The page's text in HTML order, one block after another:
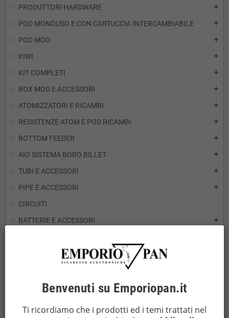
PRODUTTORI HARDWARE add
POD MONOUSO E CON CARTUCCIA INTERCAMBIABILE add
POD MOD add
KIWI add
KIT COMPLETI add
BOX MOD E ACCESSORI add
ATOMIZZATORI E RICAMBI add
RESISTENZE ATOM E POD RICAMBI add
BOTTOM FEEDER add
AIO SISTEMA BORO BILLET add
TUBI E ACCESSORI add
PIPE E ACCESSORI add
CIRCUITI
BATTERIE E ACCESSORI
add
Benvenuti su Emporiopan.it
Ti ricordiamo che i prodotti ed i temi trattati nel